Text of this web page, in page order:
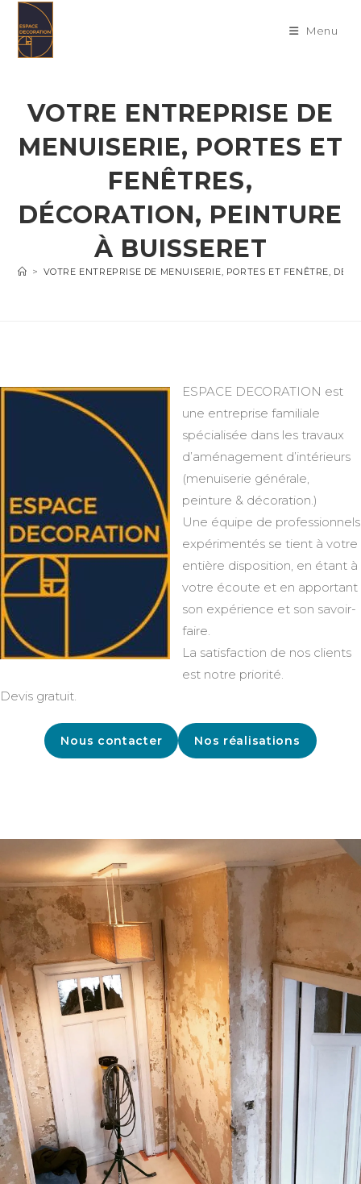
content
Menu
VOTRE ENTREPRISE DE
MENUISERIE, PORTES ET
FENÊTRES,
DÉCORATION, PEINTURE
À BUISSERET
> VOTRE ENTREPRISE DE MENUISERIE, PORTES ET FENÊTRE,
ESPACE DECORATION est
une entreprise familiale
spécialisée dans les travaux
d’aménagement d’intérieurs
(menuiserie générale,
peinture & décoration.)
Une équipe de professionnels
expérimentés se tient à votre
entière disposition, en étant à
votre écoute et en apportant
son expérience et son savoir-
faire.
La satisfaction de nos clients
est notre priorité.
Devis gratuit.
Nous contacter Nos réalisations